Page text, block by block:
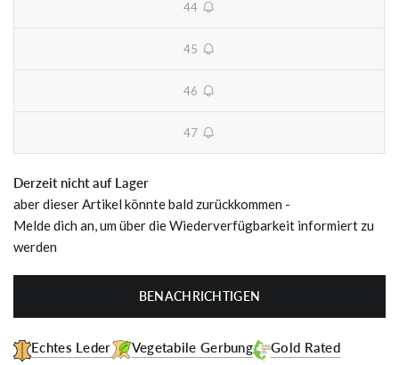
44
unavailable
45
unavailable
46
unavailable
47
unavailable
Derzeit nicht auf Lager
aber dieser Artikel könnte bald zurückkommen -
Melde dich an, um über die Wiederverfügbarkeit informiert zu
werden
BENACHRICHTIGEN
Echtes Leder Vegetabile Gerbung Gold Rated